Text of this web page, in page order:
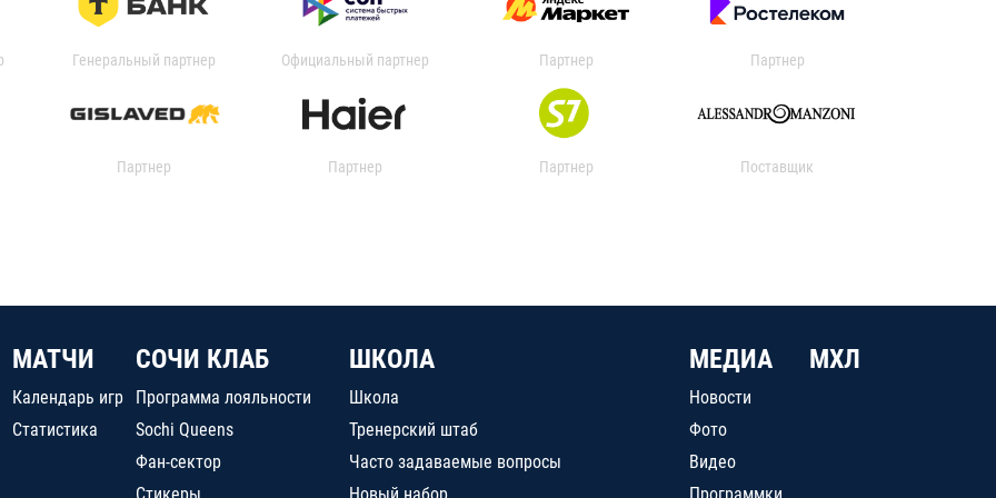
Генеральный партнер Официальный партнер Партнер Партнер
Партнер Партнер Партнер Поставщик
МАТЧИ
Календарь игр
Статистика
СОЧИ КЛАБ
Программа лояльности
Sochi Queens
Фан-сектор
ШКОЛА
Школа
Тренерский штаб
Часто задаваемые вопросы
МЕДИА
Новости
Фото
Видео
МХЛ